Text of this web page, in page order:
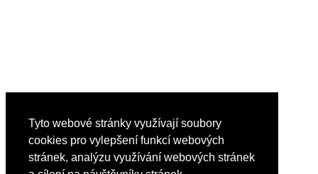
Tyto webové stránky využívají soubory
cookies pro vylepšení funkcí webových
stránek, analýzu využívání webových stránek